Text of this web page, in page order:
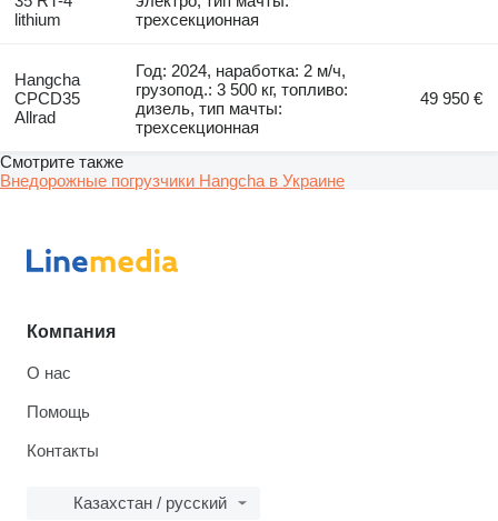
lithium
трехсекционная
Hangcha
CPCD35
Allrad
Год: 2024, наработка: 2 м/ч,
грузопод.: 3 500 кг, топливо:
дизель, тип мачты:
трехсекционная
49 950 €
Смотрите также
Внедорожные погрузчики Hangcha в Украине
Компания
О нас
Помощь
Контакты
Казахстан / русский